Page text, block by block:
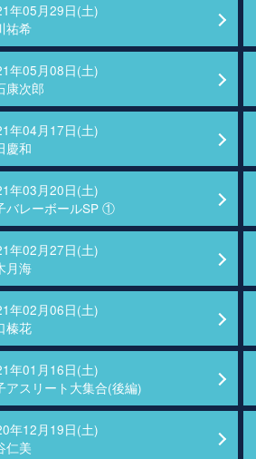
年05月29日(土)
祐希
年05月08日(土)
康次郎
年04月17日(土)
慶和
年03月20日(土)
バレーボールSP ①
年02月27日(土)
月海
年02月06日(土)
榛花
年01月16日(土)
アスリート大集合(後編)
年12月19日(土)
仁美